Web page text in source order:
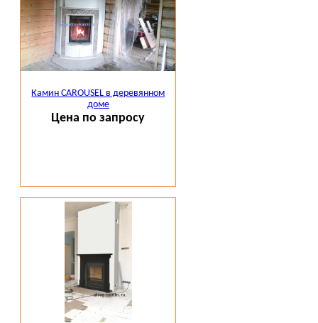
Камин CAROUSEL в деревянном
доме
Цена по запросу